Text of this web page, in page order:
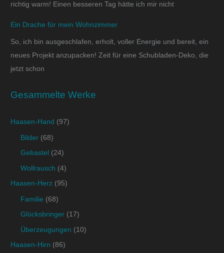
richtig warm! Einen besseren Tag hätte ich mir nicht
Ein Drache für mein Wohnzimmer
So, ich bin ausgeschlafen, erholt, voller Energie und bereit, ein
neues Projekt anzupacken! Zeit für eine Schubladen-Deko, die
jetzt schon
Gesammelte Werke
Haasen-Hand (97)
Bilder (68)
Gebastel (24)
Wollrausch (4)
Haasen-Herz (95)
Familie (68)
Glücksbringer (17)
Überzeugungen (10)
Haasen-Hirn (86)